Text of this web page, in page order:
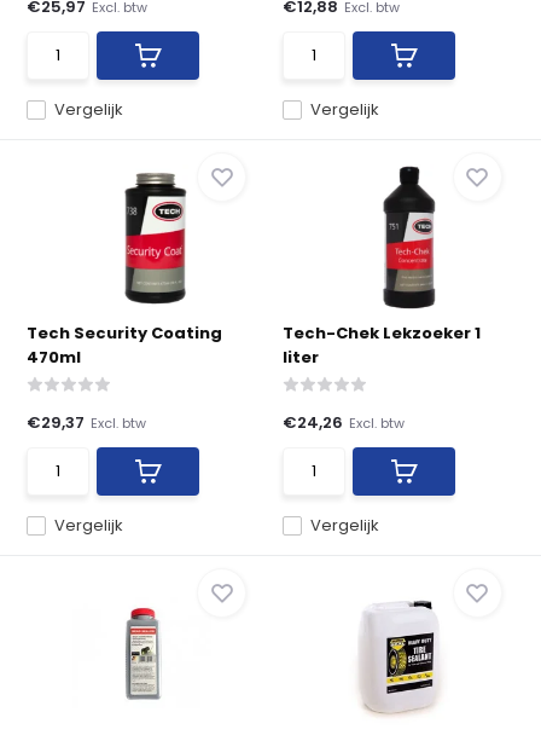
Vergelijk
€25,97 Excl. btw
Vergelijk
€12,88 Excl. btw
Tech Security Coating
470ml
Vergelijk
€29,37 Excl. btw
Tech-Chek Lekzoeker 1
liter
Vergelijk
€24,26 Excl. btw